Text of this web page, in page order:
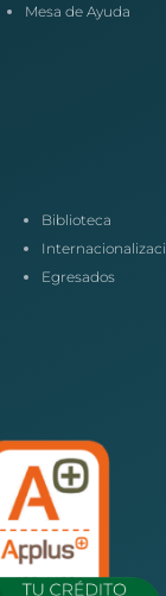
Mesa de Ayuda
Biblioteca
Egresados